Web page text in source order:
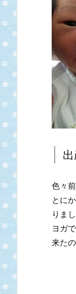
色々
とに
りまし
ヨガ
来た